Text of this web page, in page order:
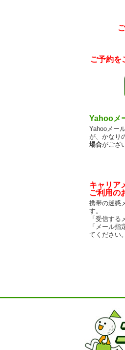
ご予約を
Yahooメ
Yahooメー
が、かなり
場合がござ
キャリア
ご利用の
携帯の迷惑
す。
「受信す
「メール
てください。